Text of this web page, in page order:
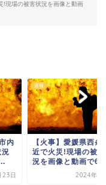
!現場の被害状況を画像と動画
内
日
速報
【火事】愛媛県西条
近で火災!現場の被
況を画像と動画で6/
2024年6